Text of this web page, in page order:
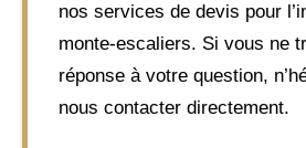
nos services de devis pour
monte-escaliers. Si vous ne
réponse à votre question,
nous contacter directement.